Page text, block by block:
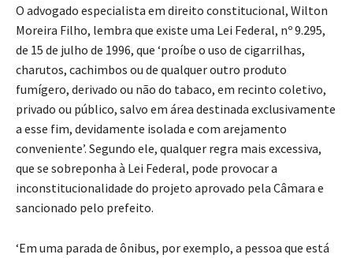
O advogado especialista em direito constitucional, Wilton
Moreira Filho, lembra que existe uma Lei Federal, nº 9.295,
de 15 de julho de 1996, que ‘proíbe o uso de cigarrilhas,
charutos, cachimbos ou de qualquer outro produto
fumígero, derivado ou não do tabaco, em recinto coletivo,
privado ou público, salvo em área destinada exclusivamente
a esse fim, devidamente isolada e com arejamento
conveniente’. Segundo ele, qualquer regra mais excessiva,
que se sobreponha à Lei Federal, pode provocar a
inconstitucionalidade do projeto aprovado pela Câmara e
sancionado pelo prefeito.
‘Em uma parada de ônibus, por exemplo, a pessoa que está